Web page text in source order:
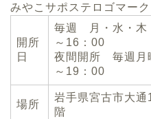
みやこサポステロゴマーク
開所
日
毎週 月・水・
～16：00
夜間開所
～19：00
場所
岩手県宮古市大
階